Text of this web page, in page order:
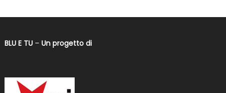
BLU E TU– Un progetto di